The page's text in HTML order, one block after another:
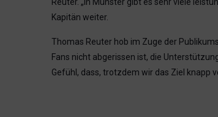
Kapitän weiter.
Thomas Reuter hob im Zuge der
Fans nicht abgerissen ist, die
Gefühl, dass, trotzdem wir das Ziel knapp